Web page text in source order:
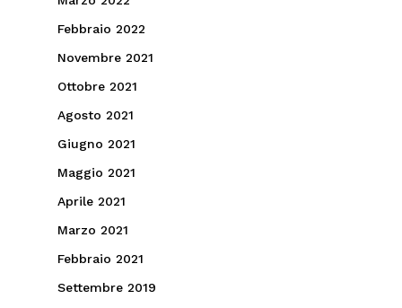
Febbraio 2022
Novembre 2021
Ottobre 2021
Agosto 2021
Giugno 2021
Maggio 2021
Aprile 2021
Marzo 2021
Febbraio 2021
Settembre 2019